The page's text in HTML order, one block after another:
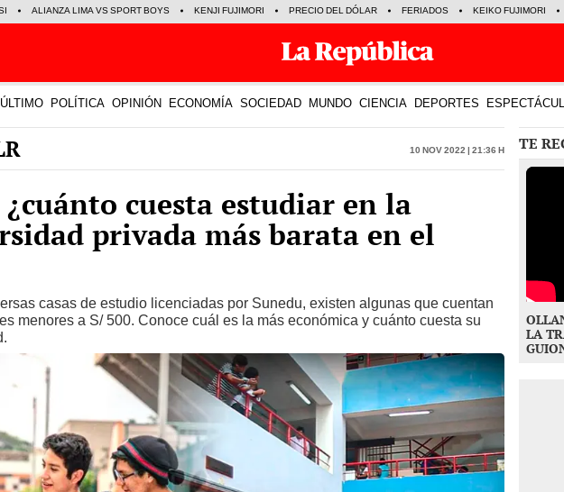
ALIANZA LIMA VS SPORT BOYS KENJI FUJIMORI PRECIO DEL DÓLAR FERIADOS KEIKO FUJIMORI
POLÍTICA OPINIÓN ECONOMÍA SOCIEDAD MUNDO CIENCIA DEPORTES
10 Nov 2022 | 21:36 h
cuesta estudiar en la
privada más barata en el
casas de estudio licenciadas por Sunedu, existen algunas que cuentan
menores a S/ 500. Conoce cuál es la más económica y cuánto cuesta su
TE
LA